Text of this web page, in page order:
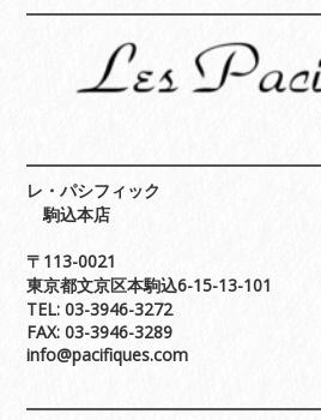
レ・パシフィック
駒込本店
〒113-0021
東京都文京区本駒込6-15-13-101
TEL: 03-3946-3272
FAX: 03-3946-3289
info@pacifiques.com